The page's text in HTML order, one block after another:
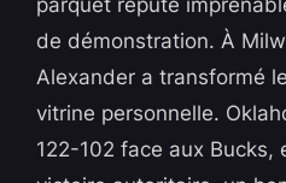
parquet réputé
de démonstration. À
Alexander a transformé
vitrine personnelle.
122-102 face aux